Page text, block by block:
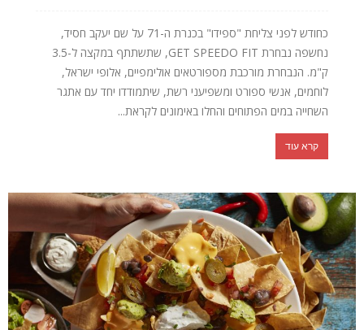
כחודש לפני צליחת "ספידו" בכנרת ה-71 על שם יעקב חסיד,
נחשפה נבחרת GET SPEEDO FIT, שתשתתף במקצה ל-3.5
ק"מ. הנבחרת מורכבת מספורטאים אולימפיים, אלופי ישראל,
לוחמים, אנשי ספורט ומשפיעני רשת, שיתמודדו יחד עם אתגר
השחייה במים הפתוחים והחלו באימונים לקראת...
קרא עוד